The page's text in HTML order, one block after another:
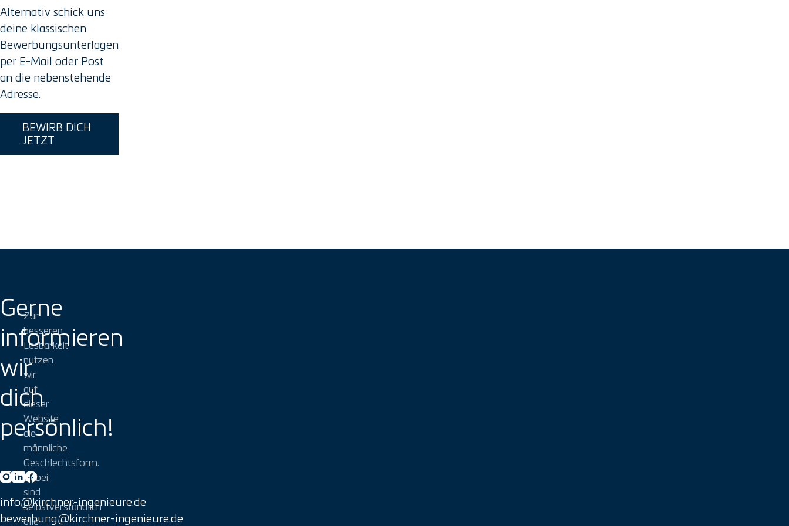
Alternativ schick uns
deine klassischen
Bewerbungsunterlagen
per E-Mail oder Post
an die nebenstehende
Adresse.
BEWIRB DICH
JETZT
Gerne
informieren
wir
dich
persönlich!
info@kirchner-ingenieure.de
bewerbung@kirchner-ingenieure.de
Zur
besseren
Lesbarkeit
nutzen
wir
auf
dieser
Website
die
männliche
Geschlechtsform.
Dabei
sind
selbstverständlich
alle